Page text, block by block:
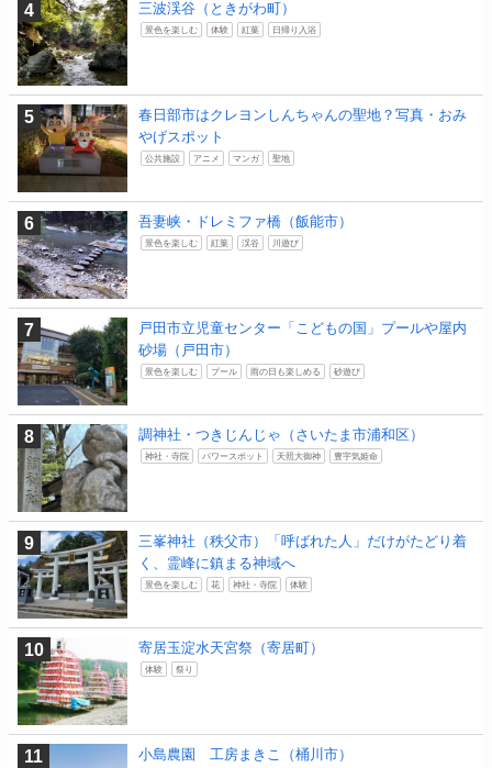
三波渓谷（ときがわ町）
景色を楽しむ 体験 紅葉 日帰り入浴
春日部市はクレヨンしんちゃんの聖地？写真・おみ
やげスポット
公共施設 アニメ マンガ 聖地
吾妻峡・ドレミファ橋（飯能市）
景色を楽しむ 紅葉 渓谷 川遊び
戸田市立児童センター「こどもの国」プールや屋内
砂場（戸田市）
景色を楽しむ プール 雨の日も楽しめる 砂遊び
調神社・つきじんじゃ（さいたま市浦和区）
神社・寺院 パワースポット 天照大御神 豊宇気姫命
三峯神社（秩父市）「呼ばれた人」だけがたどり着
く、霊峰に鎮まる神域へ
景色を楽しむ 花 神社・寺院 体験
寄居玉淀水天宮祭（寄居町）
体験 祭り
小島農園 工房まきこ（桶川市）